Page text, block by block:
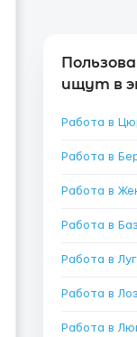
ищут в
Работа в
Работа в
Работа в
Работа в
Работа в
Работа в
Работа в